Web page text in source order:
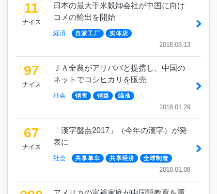
11
ナイス
日本の最大手米穀卸会社が中国に向け
コメの輸出を開始
経済 自家工厂 实体店
2018.08.13
97
ナイス
ＪＡ全農がアリババと提携し、中国の
ネットでコシヒカリを販売
社会 销售 销路 瞄准
2018.01.29
67
ナイス
「漢字盤点2017」（今年の漢字）が発
表に
社会 共享单车 共享经济 全球制造
2018.01.08